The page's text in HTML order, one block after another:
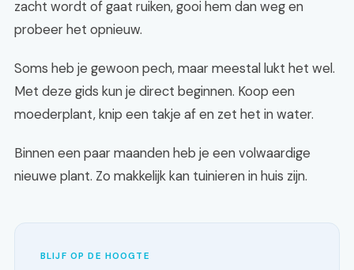
zacht wordt of gaat ruiken, gooi hem dan weg en
probeer het opnieuw.
Soms heb je gewoon pech, maar meestal lukt het wel.
Met deze gids kun je direct beginnen. Koop een
moederplant, knip een takje af en zet het in water.
Binnen een paar maanden heb je een volwaardige
nieuwe plant. Zo makkelijk kan tuinieren in huis zijn.
BLIJF OP DE HOOGTE